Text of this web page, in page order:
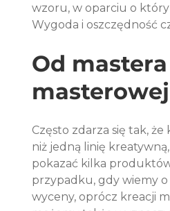
wzoru, w oparciu o
Wygoda i oszczędność
Od
masterowej
Często zdarza się tak,
niż jedną linię
pokazać kilka
przypadku, gdy wiemy o
wyceny, oprócz kreacji